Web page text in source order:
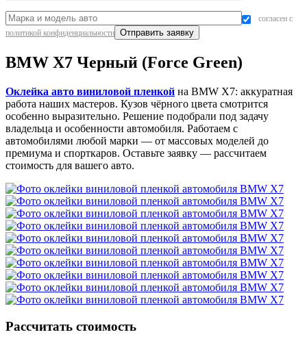
согласен с
политикой конфиденциальности
BMW X7 Черный (Force Green)
Оклейка авто виниловой пленкой на BMW X7: аккуратная
работа наших мастеров. Кузов чёрного цвета смотрится
особенно выразительно. Решение подобрали под задачу
владельца и особенности автомобиля. Работаем с
автомобилями любой марки — от массовых моделей до
премиума и спорткаров. Оставьте заявку — рассчитаем
стоимость для вашего авто.
Рассчитать стоимость